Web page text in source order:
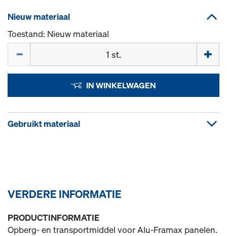
Nieuw materiaal
Toestand: Nieuw materiaal
IN WINKELWAGEN
Gebruikt materiaal
VERDERE INFORMATIE
PRODUCTINFORMATIE
Opberg- en transportmiddel voor Alu-Framax panelen.